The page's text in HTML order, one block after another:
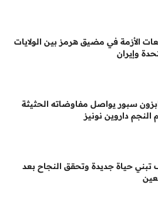
الأزمة في مضيق هرمز بين الولايات
وإيران
سبور يواصل مفاوضاته الحثيثة
النجم داروين نونيز
تبني حياة جديدة وتحقق النجاح بعد